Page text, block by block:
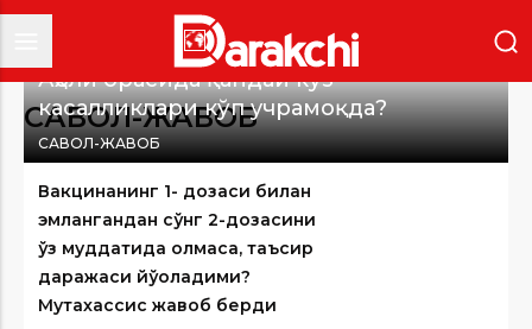
САВОЛ-ЖАВОБ
Аҳоли орасида қандай кўз
касалликлари кўп учрамоқда?
САВОЛ-ЖАВОБ
Вакцинанинг 1- дозаси билан
эмлангандан сўнг 2-дозасини
ўз муддатида олмаса, таъсир
даражаси йўқоладими?
Мутахассис жавоб берди